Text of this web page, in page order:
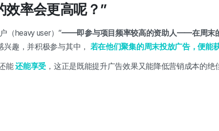
效率会更高呢？”
（heavy user）”——即参与项目频率较高的资助人——在周末
趣，并积极参与其中， 若在他们聚集的周末投放广告，便能
能还能享受 ，这正是既能提升广告效果又能降低营销成本的绝